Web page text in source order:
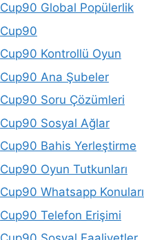
Cup90 Global Popülerlik
Cup90
Cup90 Kontrollü Oyun
Cup90 Ana Şubeler
Cup90 Soru Çözümleri
Cup90 Sosyal Ağlar
Cup90 Bahis Yerleştirme
Cup90 Oyun Tutkunları
Cup90 Whatsapp Konuları
Cup90 Telefon Erişimi